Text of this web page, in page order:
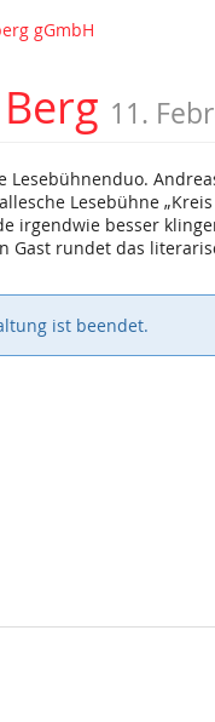
gGmbH
11.
Lesebühne
irgendwie besser
Gast rundet das
ist beendet.